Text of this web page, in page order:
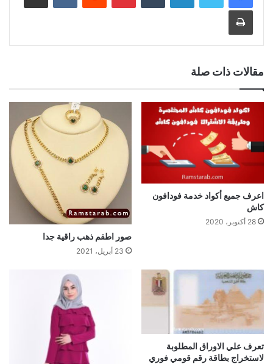
طباعة
مقالات ذات صلة
اعرف جميع أكواد خدمة فودافون
كاش
28 أكتوبر، 2020
صور اطقم ذهب راقية جدا
23 أبريل، 2021
تعرف علي الاوراق المطلوبة
لاستخراج بطاقة رقم قومي فوري